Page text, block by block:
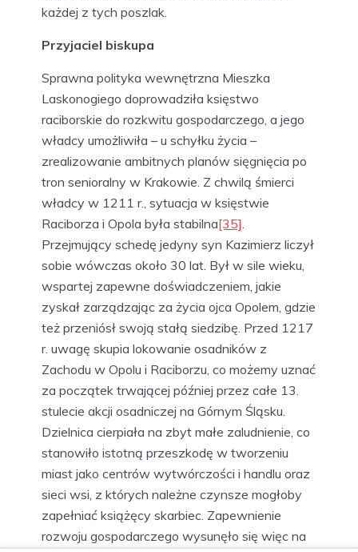
każdej z tych poszlak.
Przyjaciel biskupa
Sprawna polityka wewnętrzna Mieszka
Laskonogiego doprowadziła księstwo
raciborskie do rozkwitu gospodarczego, a jego
władcy umożliwiła – u schyłku życia –
zrealizowanie ambitnych planów sięgnięcia po
tron senioralny w Krakowie. Z chwilą śmierci
władcy w 1211 r., sytuacja w księstwie
Raciborza i Opola była stabilna[35]
Przejmujący schedę jedyny syn Kazimierz liczył
sobie wówczas około 30 lat. Był w sile wieku,
wspartej zapewne doświadczeniem, jakie
zyskał zarządzając za życia ojca Opolem, gdzie
też przeniósł swoją stałą siedzibę. Przed 1217
r. uwagę skupia lokowanie osadników z
Zachodu w Opolu i Raciborzu, co możemy uznać
za początek trwającej później przez całe 13.
stulecie akcji osadniczej na Górnym Śląsku.
Dzielnica cierpiała na zbyt małe zaludnienie, co
stanowiło istotną przeszkodę w tworzeniu
miast jako centrów wytwórczości i handlu oraz
sieci wsi, z których należne czynsze mogłoby
zapełniać książęcy skarbiec. Zapewnienie
rozwoju gospodarczego wysunęło się więc na